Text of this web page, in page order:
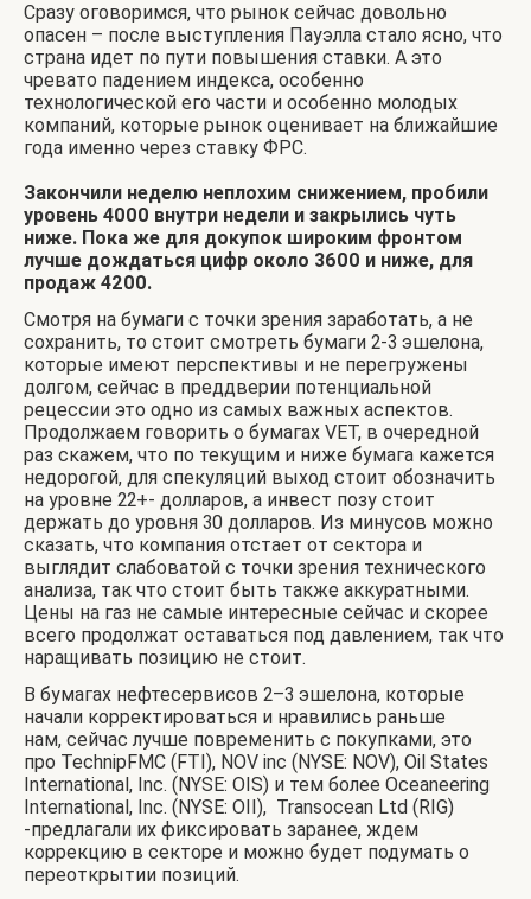
Сразу оговоримся, что рынок сейчас довольно
опасен – после выступления Пауэлла стало ясно, что
страна идет по пути повышения ставки. А это
чревато падением индекса, особенно
технологической его части и особенно молодых
компаний, которые рынок оценивает на ближайшие
года именно через ставку ФРС.
Закончили неделю неплохим снижением, пробили
уровень 4000 внутри недели и закрылись чуть
ниже. Пока же для докупок широким фронтом
лучше дождаться цифр около 3600 и ниже, для
продаж 4200.
Смотря на бумаги с точки зрения заработать, а не
сохранить, то стоит смотреть бумаги 2-3 эшелона,
которые имеют перспективы и не перегружены
долгом, сейчас в преддверии потенциальной
рецессии это одно из самых важных аспектов.
Продолжаем говорить о бумагах VET, в очередной
раз скажем, что по текущим и ниже бумага кажется
недорогой, для спекуляций выход стоит обозначить
на уровне 22+- долларов, а инвест позу стоит
держать до уровня 30 долларов. Из минусов можно
сказать, что компания отстает от сектора и
выглядит слабоватой с точки зрения технического
анализа, так что стоит быть также аккуратными.
Цены на газ не самые интересные сейчас и скорее
всего продолжат оставаться под давлением, так что
наращивать позицию не стоит.
В бумагах нефтесервисов 2–3 эшелона, которые
начали корректироваться и нравились раньше
нам, сейчас лучше повременить с покупками, это
про TechnipFMC (FTI), NOV inc (NYSE: NOV), Oil States
International, Inc. (NYSE: OIS) и тем более Oceaneering
International, Inc. (NYSE: OII), Transocean Ltd (RIG)
-предлагали их фиксировать заранее, ждем
коррекцию в секторе и можно будет подумать о
переоткрытии позиций.